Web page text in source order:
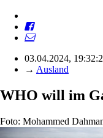
03.04.2024,
→ Ausland
WHO will im
Foto: Mohammed